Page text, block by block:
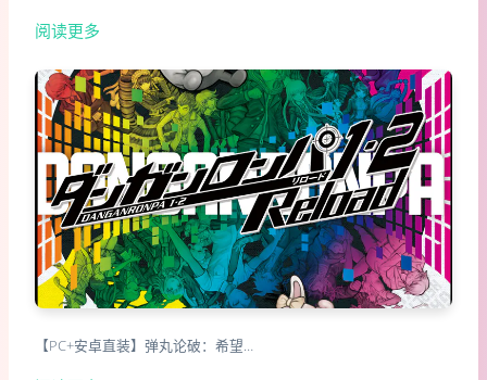
阅读更多
【PC+安卓直装】弹丸论破：希望…